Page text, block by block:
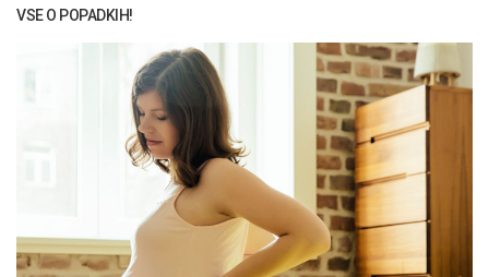
VSE O POPADKIH!